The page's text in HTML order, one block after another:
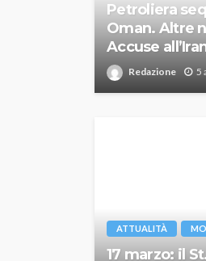
Petroliera
Oman. Altre
Accuse
Redazione 5
ATTUALITÀ
17 marzo: il